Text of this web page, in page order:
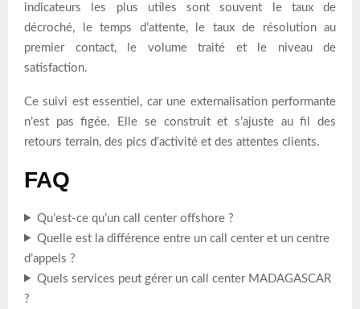
indicateurs les plus utiles sont souvent le taux de
décroché, le temps d’attente, le taux de résolution au
premier contact, le volume traité et le niveau de
satisfaction.
Ce suivi est essentiel, car une externalisation performante
n’est pas figée. Elle se construit et s’ajuste au fil des
retours terrain, des pics d’activité et des attentes clients.
FAQ
Qu’est-ce qu’un call center offshore ?
Quelle est la différence entre un call center et un centre
d’appels ?
Quels services peut gérer un call center MADAGASCAR
?